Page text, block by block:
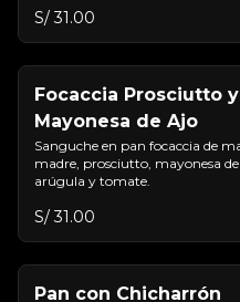
S/ 31.00
Focaccia Prosciutto y
Mayonesa de Ajo
Sanguche en pan focaccia de
madre, prosciutto, mayonesa de
arúgula y tomate.
S/ 31.00
Pan con Chicharrón